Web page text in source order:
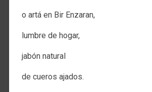
o artá en Bir Enzaran,
lumbre de hogar,
jabón natural
de cueros ajados.